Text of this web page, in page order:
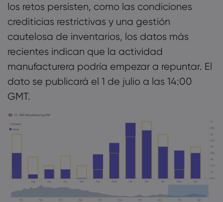
los retos persisten, como las condiciones
crediticias restrictivas y una gestión
cautelosa de inventarios, los datos más
recientes indican que la actividad
manufacturera podría empezar a repuntar. El
dato se publicará el 1 de julio a las 14:00
GMT.